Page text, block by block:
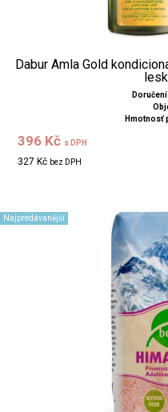
Dabur Amla Gold
Hmotnosť
396 Kč s DPH
327 Kč bez DPH
Najpredávanější